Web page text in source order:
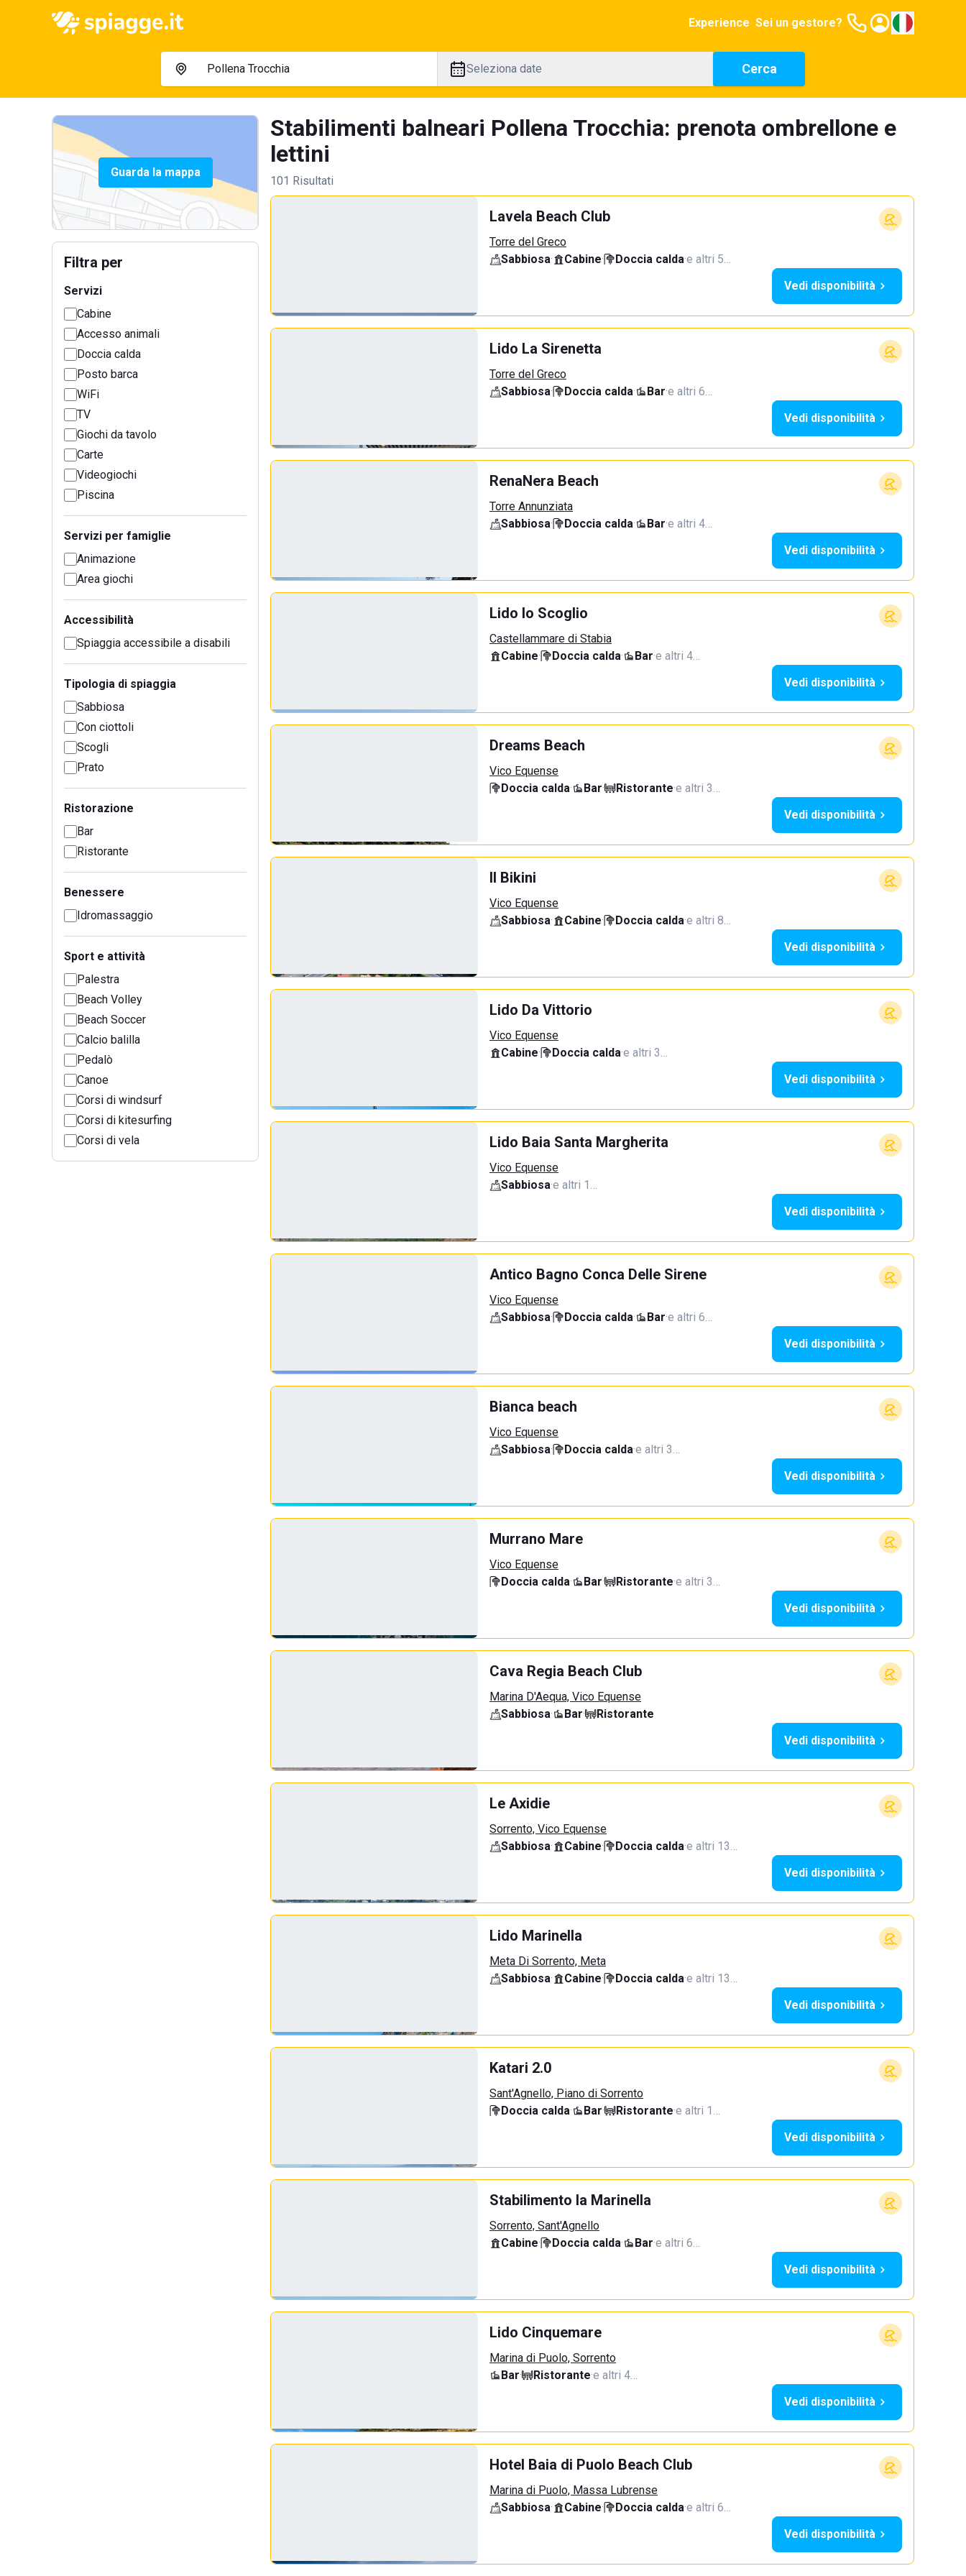
Experience Sei un gestore?
Seleziona date Cerca
Guarda la mappa
Filtra per
Servizi
Cabine
Accesso animali
Doccia calda
Posto barca
WiFi
TV
Giochi da tavolo
Carte
Videogiochi
Piscina
Servizi per famiglie
Animazione
Area giochi
Accessibilità
Spiaggia accessibile a disabili
Tipologia di spiaggia
Sabbiosa
Con ciottoli
Scogli
Prato
Ristorazione
Bar
Ristorante
Benessere
Idromassaggio
Sport e attività
Palestra
Beach Volley
Beach Soccer
Calcio balilla
Pedalò
Canoe
Corsi di windsurf
Corsi di kitesurfing
Corsi di vela
Stabilimenti balneari Pollena Trocchia: prenota ombrellone e
lettini
101 Risultati
Lavela Beach Club
Torre del Greco
Sabbiosa· Cabine· Doccia calda·e altri 5…
Vedi disponibilità
Lido La Sirenetta
Torre del Greco
Sabbiosa· Doccia calda· Bar·e altri 6…
Vedi disponibilità
RenaNera Beach
Torre Annunziata
Sabbiosa· Doccia calda· Bar·e altri 4…
Vedi disponibilità
Lido lo Scoglio
Castellammare di Stabia
Cabine· Doccia calda· Bar·e altri 4…
Vedi disponibilità
Dreams Beach
Vico Equense
Doccia calda· Bar· Ristorante·e altri 3…
Vedi disponibilità
Il Bikini
Vico Equense
Sabbiosa· Cabine· Doccia calda·e altri 8…
Vedi disponibilità
Lido Da Vittorio
Vico Equense
Cabine· Doccia calda·e altri 3…
Vedi disponibilità
Lido Baia Santa Margherita
Vico Equense
Sabbiosa·e altri 1…
Vedi disponibilità
Antico Bagno Conca Delle Sirene
Vico Equense
Sabbiosa· Doccia calda· Bar·e altri 6…
Vedi disponibilità
Bianca beach
Vico Equense
Sabbiosa· Doccia calda·e altri 3…
Vedi disponibilità
Murrano Mare
Vico Equense
Doccia calda· Bar· Ristorante·e altri 3…
Vedi disponibilità
Cava Regia Beach Club
Marina D'Aequa, Vico Equense
Sabbiosa· Bar·
Ristorante
Vedi disponibilità
Le Axidie
Sorrento, Vico Equense
Sabbiosa· Cabine· Doccia calda·e altri 13…
Vedi disponibilità
Lido Marinella
Meta Di Sorrento, Meta
Sabbiosa· Cabine· Doccia calda·e altri 13…
Vedi disponibilità
Katari 2.0
Sant'Agnello, Piano di Sorrento
Doccia calda· Bar· Ristorante·e altri 1…
Vedi disponibilità
Stabilimento la Marinella
Sorrento, Sant'Agnello
Cabine· Doccia calda· Bar·e altri 6…
Vedi disponibilità
Lido Cinquemare
Marina di Puolo, Sorrento
Bar· Ristorante·e altri 4…
Vedi disponibilità
Hotel Baia di Puolo Beach Club
Marina di Puolo, Massa Lubrense
Sabbiosa· Cabine· Doccia calda·e altri 6…
Vedi disponibilità